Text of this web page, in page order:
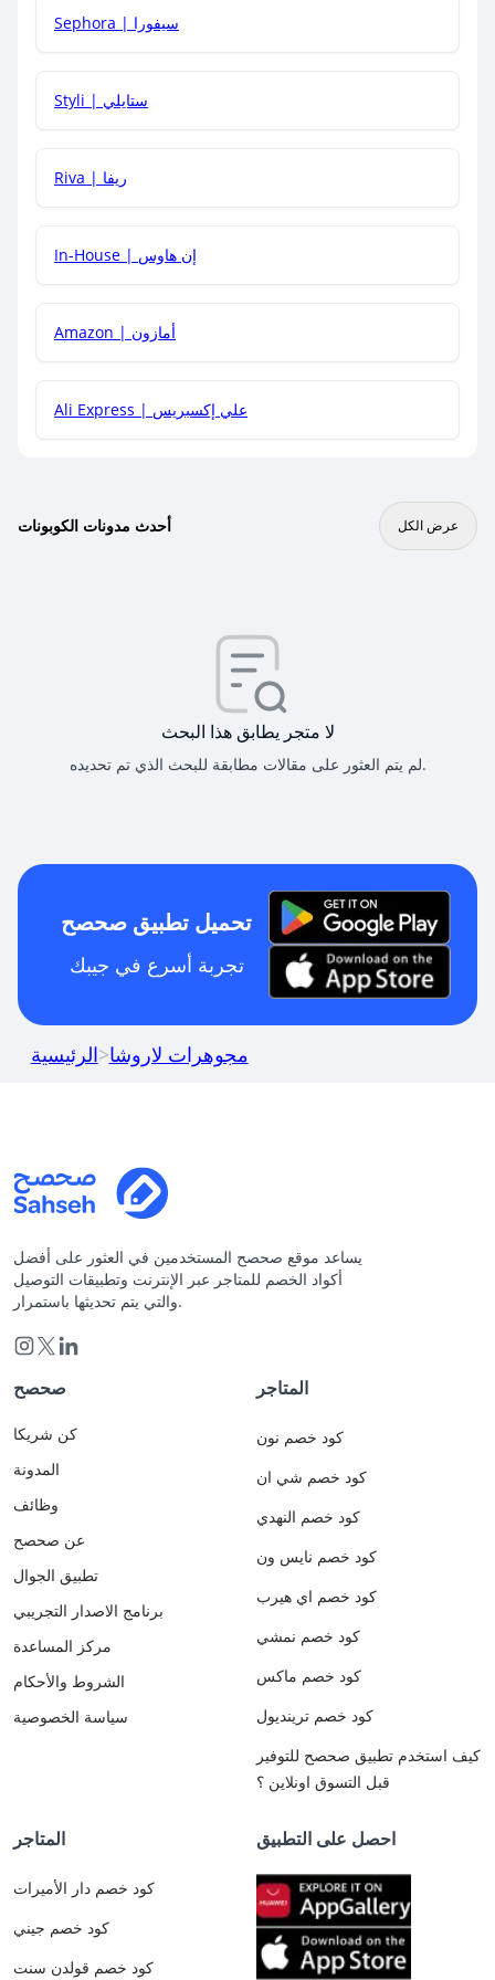
هل يمكنني جمع كود خصم مع العروض الأخرى؟
Sephora | سيفورا
Styli | ستايلي
Riva | ريفا
In-House | إن هاوس
Amazon | أمازون
Ali Express | علي إكسبريس
أحدث مدونات الكوبونات عرض الكل
لا متجر يطابق هذا البحث
لم يتم العثور على مقالات مطابقة للبحث الذي تم تحديده.
تحميل تطبيق صحصح
تجربة أسرع في جيبك
الرئيسية>مجوهرات لاروشا
يساعد موقع صحصح المستخدمين في العثور على أفضل
أكواد الخصم للمتاجر عبر الإنترنت وتطبيقات التوصيل
والتي يتم تحديثها باستمرار.
صحصح
كن شريكا
المدونة
وظائف
عن صحصح
تطبيق الجوال
برنامج الاصدار التجريبي
مركز المساعدة
الشروط والأحكام
سياسة الخصوصية
المتاجر
كود خصم نون
كود خصم شي ان
كود خصم النهدي
كود خصم نايس ون
كود خصم اي هيرب
كود خصم نمشي
كود خصم ماكس
كود خصم ترينديول
كيف استخدم تطبيق صحصح للتوفير
قبل التسوق اونلاين ؟
المتاجر
كود خصم دار الأميرات
كود خصم جيني
كود خصم قولدن سنت
احصل على التطبيق